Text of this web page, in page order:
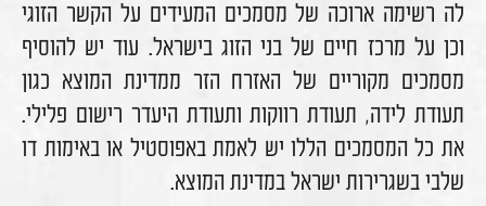
לה רשימה ארוכה של מסמכים המעידים על הקשר הזוגי
וכן על מרכז חיים של בני הזוג בישראל. עוד יש להוסיף
מסמכים מקוריים של האזרח הזר ממדינת המוצא כגון
תעודת לידה, תעודת רווקות ותעודת היעדר רישום פלילי.
את כל המסמכים הללו יש לאמת באפוסטיל או באימות דו
שלבי בשגרירות ישראל במדינת המוצא.